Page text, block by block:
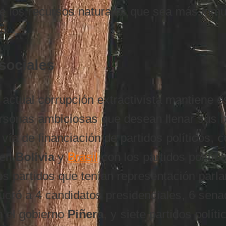
los recursos naturales que sea más
actual corrupción extractivista mantiene
ambiciosas que desean llenar sus
de financiación de partidos políticos,
BoliviayBrasilcon los partidos
partidos que tenían representación
a 4 candidatos presidenciales, 6
el gobiernoPiñera
, y siete partidos